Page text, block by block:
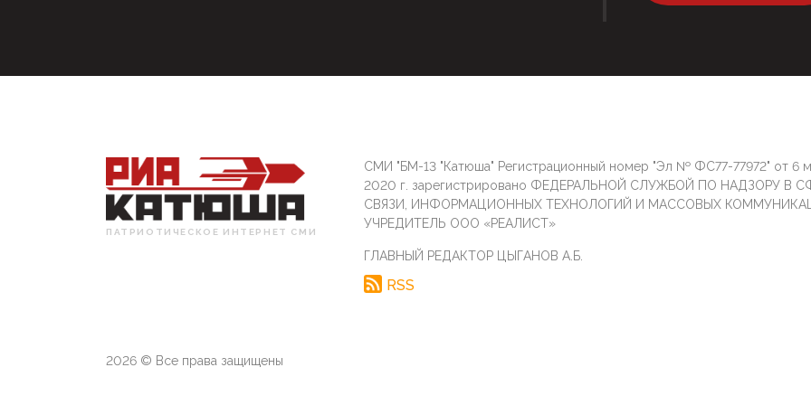
ПАТРИОТИЧЕСКОЕ ИНТЕРНЕТ СМИ
СМИ "БМ-13 "Катюша" Регистрационный номер "Эл № ФС77-77972" от 6
2020 г. зарегистрировано ФЕДЕРАЛЬНОЙ СЛУЖБОЙ ПО НАДЗОРУ В
СВЯЗИ, ИНФОРМАЦИОННЫХ ТЕХНОЛОГИЙ И МАССОВЫХ
УЧРЕДИТЕЛЬ ООО «РЕАЛИСТ»
ГЛАВНЫЙ РЕДАКТОР ЦЫГАНОВ А.Б.
RSS
2026 © Все права защищены